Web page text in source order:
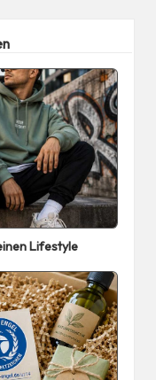
Lifestyle